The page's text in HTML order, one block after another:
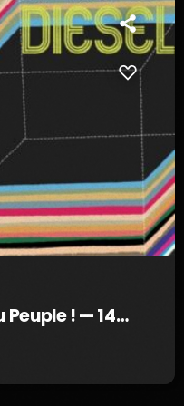
Peuple ! — 14